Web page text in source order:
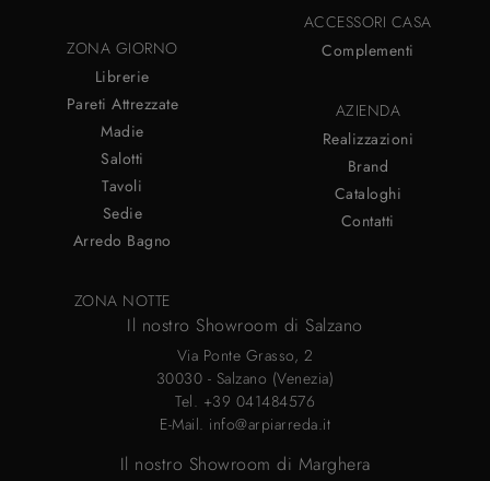
ZONA GIORNO
Librerie
Pareti Attrezzate
Madie
Salotti
Tavoli
Sedie
Arredo Bagno
ZONA NOTTE
ACCESSORI CASA
Complementi
AZIENDA
Realizzazioni
Brand
Cataloghi
Contatti
Il nostro Showroom di Salzano
Via Ponte Grasso, 2
30030 - Salzano (Venezia)
Tel. +39 041484576
E-Mail. info@arpiarreda.it
Il nostro Showroom di Marghera